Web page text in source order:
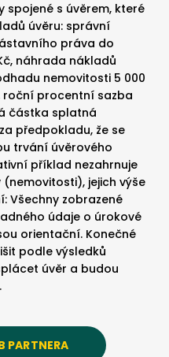
spojené s úvěrem, které
úvěru: správní
práva do
náhrada nákladů
nemovitosti 5 000
roční procentní sazba
částka splatná
předpokladu, že se
trvání úvěrového
příklad nezahrnuje
jejich výše
Všechny zobrazené
údaje o úrokové
orientační. Konečné
podle výsledků
úvěr a budou
PARTNERA